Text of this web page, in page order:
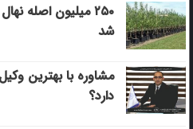
۲۵۰ میلیون اصله
شد
مشاوره با بهترین
دارد؟